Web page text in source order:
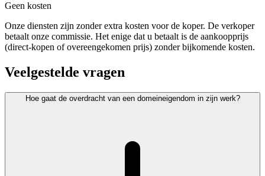
Geen kosten
Onze diensten zijn zonder extra kosten voor de koper. De verkoper
betaalt onze commissie. Het enige dat u betaalt is de aankoopprijs
(direct-kopen of overeengekomen prijs) zonder bijkomende kosten.
Veelgestelde vragen
Hoe gaat de overdracht van een domeineigendom in zijn werk?